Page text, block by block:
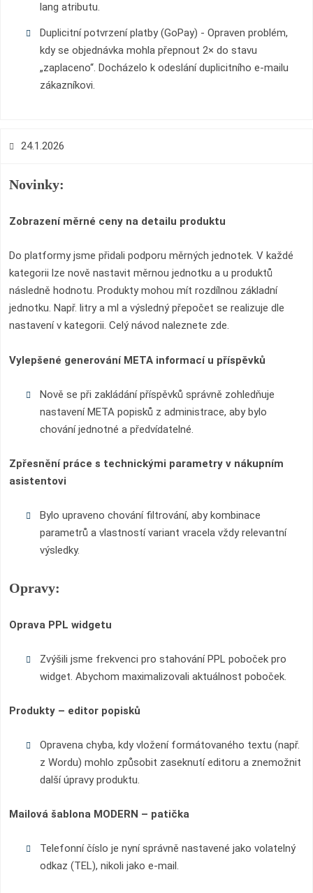
lang atributu.
Duplicitní potvrzení platby (GoPay) - Opraven problém,
kdy se objednávka mohla přepnout 2× do stavu
„zaplaceno“. Docházelo k odeslání duplicitního e-mailu
zákazníkovi.
24.1.2026
Novinky:
Zobrazení měrné ceny na detailu produktu
Do platformy jsme přidali podporu měrných jednotek. V každé
kategorii lze nově nastavit měrnou jednotku a u produktů
následně hodnotu. Produkty mohou mít rozdílnou základní
jednotku. Např. litry a ml a výsledný přepočet se realizuje dle
nastavení v kategorii. Celý návod naleznete zde.
Vylepšené generování META informací u příspěvků
Nově se při zakládání příspěvků správně zohledňuje
nastavení META popisků z administrace, aby bylo
chování jednotné a předvídatelné.
Zpřesnění práce s technickými parametry v nákupním
asistentovi
Bylo upraveno chování filtrování, aby kombinace
parametrů a vlastností variant vracela vždy relevantní
výsledky.
Opravy:
Oprava PPL widgetu
Zvýšili jsme frekvenci pro stahování PPL poboček pro
widget. Abychom maximalizovali aktuálnost poboček.
Produkty – editor popisků
Opravena chyba, kdy vložení formátovaného textu (např.
z Wordu) mohlo způsobit zaseknutí editoru a znemožnit
další úpravy produktu.
Mailová šablona MODERN – patička
Telefonní číslo je nyní správně nastavené jako volatelný
odkaz (TEL), nikoli jako e-mail.